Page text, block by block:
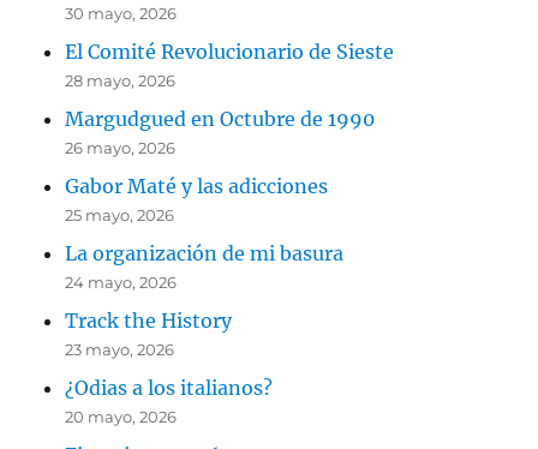
30 mayo, 2026
El Comité Revolucionario de Sieste
28 mayo, 2026
Margudgued en Octubre de 1990
26 mayo, 2026
Gabor Maté y las adicciones
25 mayo, 2026
La organización de mi basura
24 mayo, 2026
Track the History
23 mayo, 2026
¿Odias a los italianos?
20 mayo, 2026